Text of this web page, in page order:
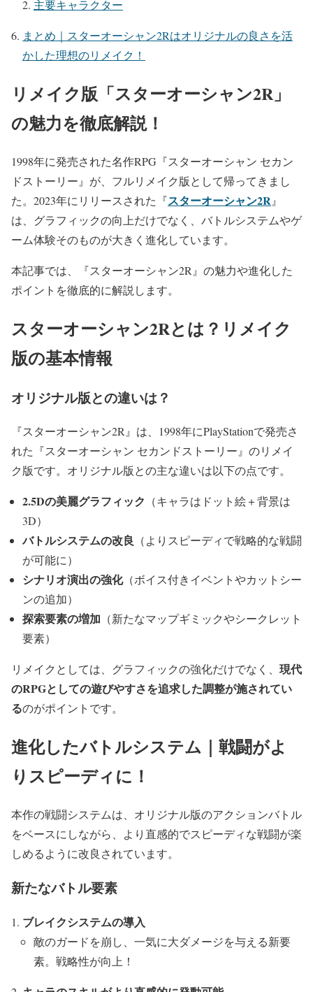
主要キャラクター
まとめ｜スターオーシャン2Rはオリジナルの良さを活
かした理想のリメイク！
リメイク版「スターオーシャン2R」
の魅力を徹底解説！
1998年に発売された名作RPG『スターオーシャン セカン
ドストーリー』が、フルリメイク版として帰ってきまし
た。2023年にリリースされた『スターオーシャン2R』
は、グラフィックの向上だけでなく、バトルシステムやゲ
ーム体験そのものが大きく進化しています。
本記事では、『スターオーシャン2R』の魅力や進化した
ポイントを徹底的に解説します。
スターオーシャン2Rとは？リメイク
版の基本情報
オリジナル版との違いは？
『スターオーシャン2R』は、1998年にPlayStationで発売さ
れた『スターオーシャン セカンドストーリー』のリメイ
ク版です。オリジナル版との主な違いは以下の点です。
2.5Dの美麗グラフィック （キャラはドット絵＋背景は
3D）
バトルシステムの改良 （よりスピーディで戦略的な戦闘
が可能に）
シナリオ演出の強化（ボイス付きイベントやカットシー
ンの追加）
探索要素の増加 （新たなマップギミックやシークレット
要素）
リメイクとしては、グラフィックの強化だけでなく、 現代
のRPGとしての遊びやすさを追求した調整が施されてい
るのがポイントです。
進化したバトルシステム｜戦闘がよ
りスピーディに！
本作の戦闘システムは、オリジナル版のアクションバトル
をベースにしながら、より直感的でスピーディな戦闘が楽
しめるように改良されています。
新たなバトル要素
ブレイクシステムの導入
敵のガードを崩し、一気に大ダメージを与える新要
素。戦略性が向上！